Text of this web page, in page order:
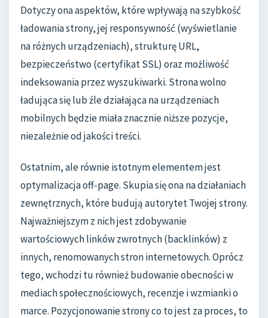
Dotyczy ona aspektów, które wpływają na szybkość
ładowania strony, jej responsywność (wyświetlanie
na różnych urządzeniach), strukturę URL,
bezpieczeństwo (certyfikat SSL) oraz możliwość
indeksowania przez wyszukiwarki. Strona wolno
ładująca się lub źle działająca na urządzeniach
mobilnych będzie miała znacznie niższe pozycje,
niezależnie od jakości treści.
Ostatnim, ale równie istotnym elementem jest
optymalizacja off-page. Skupia się ona na działaniach
zewnętrznych, które budują autorytet Twojej strony.
Najważniejszym z nich jest zdobywanie
wartościowych linków zwrotnych (backlinków) z
innych, renomowanych stron internetowych. Oprócz
tego, wchodzi tu również budowanie obecności w
mediach społecznościowych, recenzje i wzmianki o
marce. Pozycjonowanie strony co to jest za proces, to